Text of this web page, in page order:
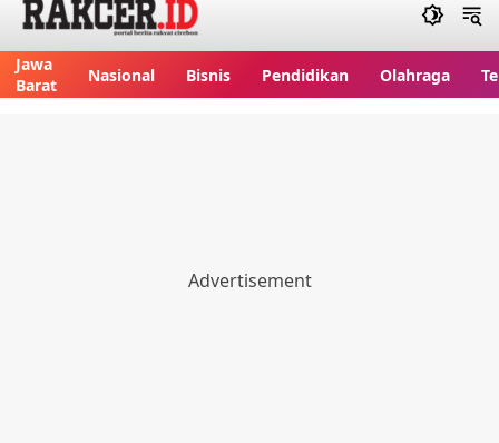
Jawa
Barat
Nasional Bisnis Pendidikan Olahraga